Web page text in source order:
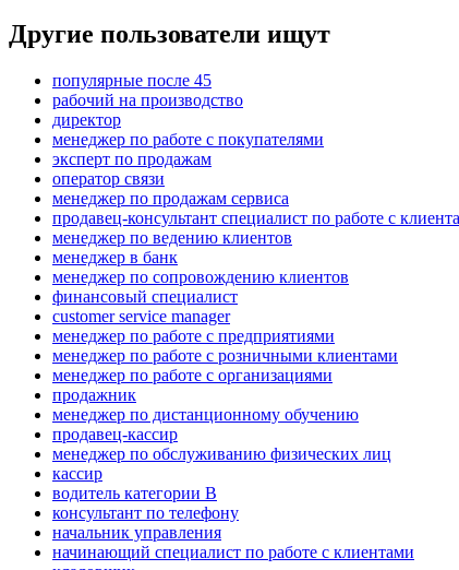
Другие пользователи ищут
популярные после 45
рабочий на производство
директор
менеджер по работе с покупателями
эксперт по продажам
оператор связи
менеджер по продажам сервиса
продавец-консультант специалист по работе с
менеджер по ведению клиентов
менеджер в банк
менеджер по сопровождению клиентов
финансовый специалист
customer service manager
менеджер по работе с предприятиями
менеджер по работе с розничными клиентами
менеджер по работе с организациями
продажник
менеджер по дистанционному обучению
продавец-кассир
менеджер по обслуживанию физических лиц
кассир
водитель категории B
консультант по телефону
начальник управления
начинающий специалист по работе с клиентами